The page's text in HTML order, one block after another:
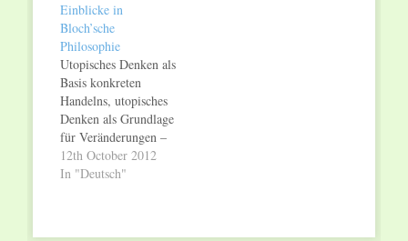
Umbruch“; Anca
Damian: crulic – der
weg ins jenseits
(OmU) Do – Mo
20.30, Di + Mi 18.30
Uhr;Stefan
Ruzowitzky: das
radikal böse Do…
Einblicke in
Bloch’sche
Philosophie
Utopisches Denken als
Basis konkreten
Handelns, utopisches
Denken als Grundlage
für Veränderungen –
diesem Ansatz folgt
das neue „Bloch-
12th October 2012
In "Deutsch"